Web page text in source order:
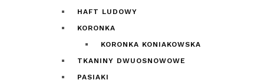
HAFT LUDOWY
KORONKA
KORONKA KONIAKOWSKA
TKANINY DWUOSNOWOWE
PASIAKI